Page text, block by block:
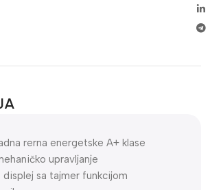
rerna energetske A+ klase
upravljanje
displej sa tajmer funkcijom